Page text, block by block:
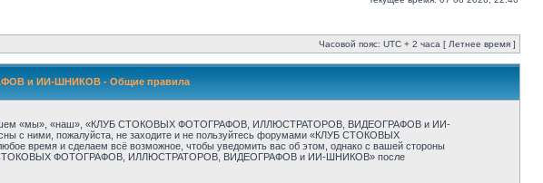
Часовой пояс: UTC + 2 часа [ Летнее время ]
и ИИ-ШНИКОВ - Общие правила
«мы», «наш», «КЛУБ СТОКОВЫХ ФОТОГРАФОВ, ИЛЛЮСТРАТОРОВ, ВИДЕОГРАФОВ и ИИ-
с ними, пожалуйста, не заходите и не пользуйтесь форумами «КЛУБ СТОКОВЫХ
и сделаем всё возможное, чтобы уведомить вас об этом, однако с вашей стороны
СТОКОВЫХ ФОТОГРАФОВ, ИЛЛЮСТРАТОРОВ, ВИДЕОГРАФОВ и ИИ-ШНИКОВ» после